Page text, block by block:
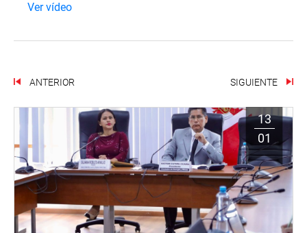
Ver vídeo
ANTERIOR SIGUIENTE
13
01